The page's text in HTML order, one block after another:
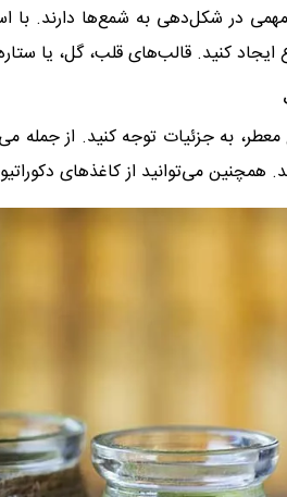
در شکل‌دهی به شمع‌ها دارند. با
کنید. قالب‌های قلب، گل، یا
به جزئیات توجه کنید. از جمله
می‌توانید از کاغذهای